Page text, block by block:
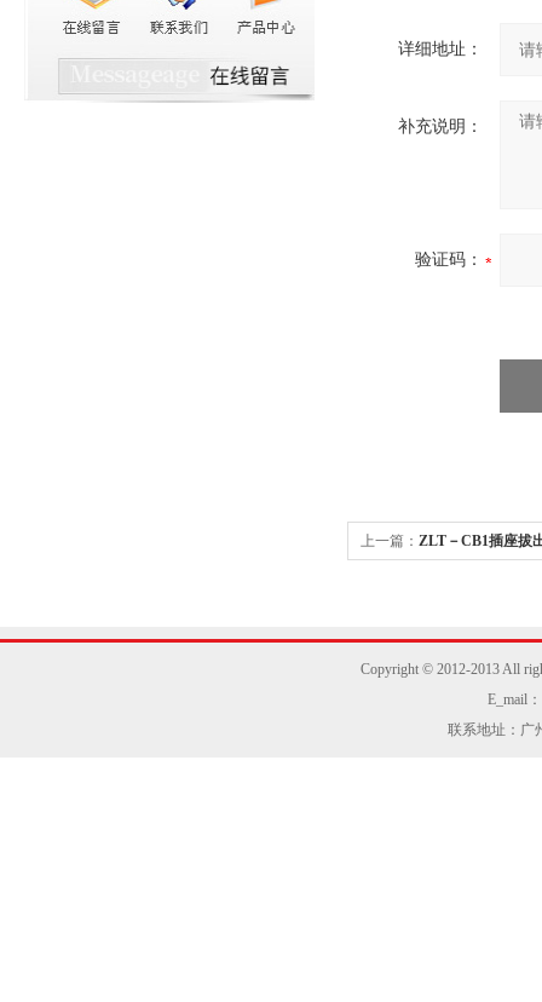
详细地址：
补充说明：
验证码：
上一篇： ZLT－CB1插座拔
Copyright © 2012-2013 All
E_mail
联系地址：广